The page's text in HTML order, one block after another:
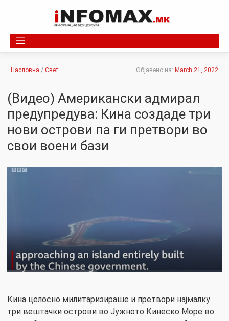
Насловна / Свет Објавено на: March 21, 2022
(Видео) Американски адмирал
предупредува: Кина создаде три
нови острови па ги претвори во
свои воени бази
Кина целосно милитаризираше и претвори најмалку
три вештачки острови во Јужното Кинеско Море во